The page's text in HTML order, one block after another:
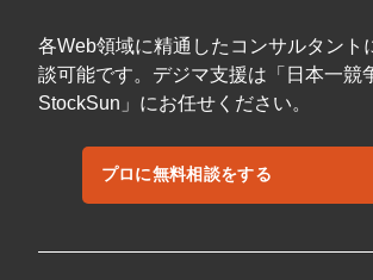
各Web領域に精通したコンサルタント
談可能です。デジマ支援は「日本一競
StockSun」にお任せください。
プロに無料相談をする